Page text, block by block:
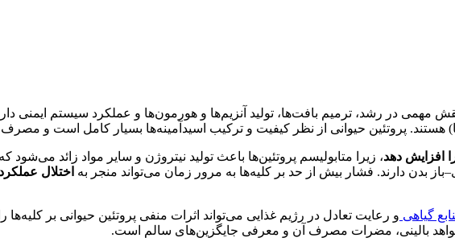
مهمی در رشد، ترمیم بافت‌ها، تولید آنزیم‌ها و هورمون‌ها و عملکرد سیستم ایمنی
هستند. پروتئین حیوانی از نظر کیفیت و ترکیب اسیدآمینه‌ها بسیار کامل است و
افزایش دهد، زیرا متابولیسم پروتئین‌ها باعث تولید نیتروژن و سایر مواد زائد
بدن دارند. فشار بیش از حد بر کلیه‌ها به مرور زمان می‌تواند منجر به اختلال
گیاهی و رعایت تعادل در رژیم غذایی می‌تواند اثرات منفی پروتئین حیوانی بر
شواهد بالینی، مضرات مصرف آن و معرفی جایگزین‌های سالم است.